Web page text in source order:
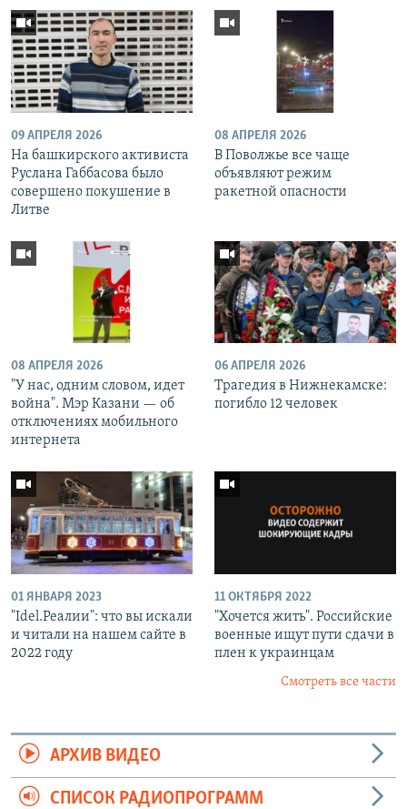
09 АПРЕЛЯ 2026
На башкирского активиста
Руслана Габбасова было
совершено покушение в
Литве
08 АПРЕЛЯ 2026
В Поволжье все чаще
объявляют режим
ракетной опасности
08 АПРЕЛЯ 2026
"У нас, одним словом, идет
война". Мэр Казани — об
отключениях мобильного
интернета
06 АПРЕЛЯ 2026
Трагедия в Нижнекамске:
погибло 12 человек
01 ЯНВАРЯ 2023
"Idel.Реалии": что вы искали
и читали на нашем сайте в
2022 году
11 ОКТЯБРЯ 2022
"Хочется жить". Российские
военные ищут пути сдачи в
плен к украинцам
Смотреть все части
АРХИВ ВИДЕО
СПИСОК РАДИОПРОГРАММ